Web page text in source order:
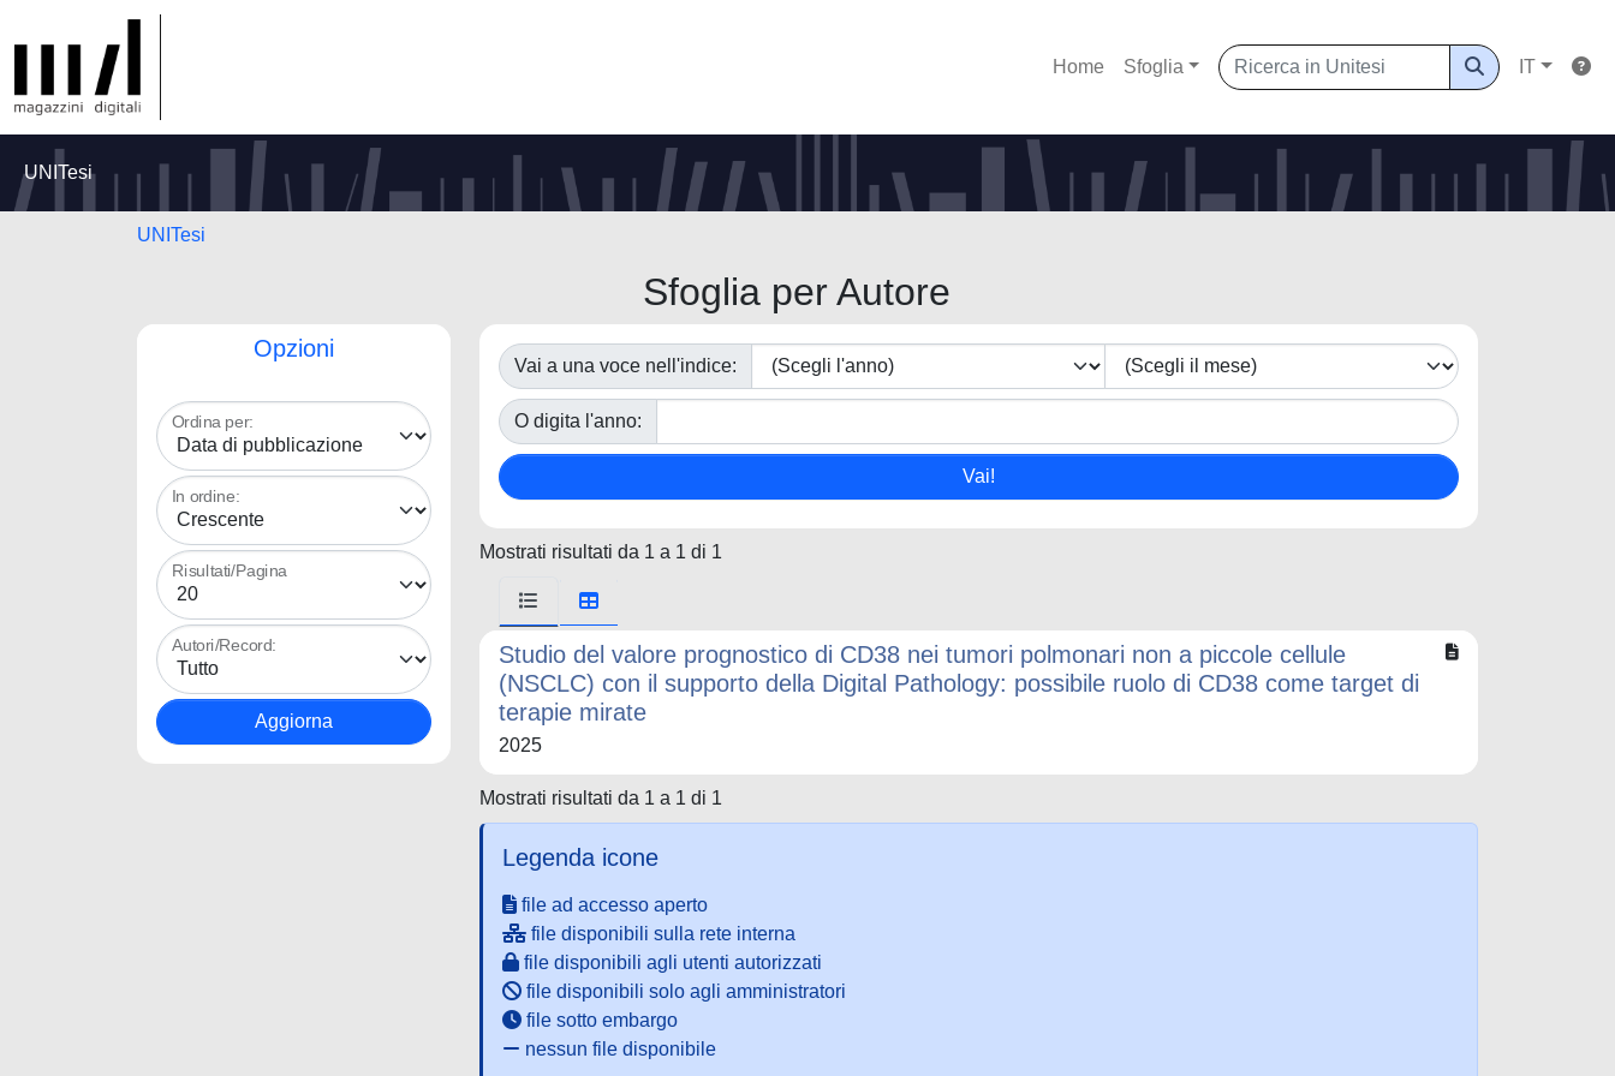
Home Sfoglia IT
UNITesi
UNITesi
Sfoglia per Autore
Opzioni
Ordina per:
In ordine:
Risultati/Pagina
Autori/Record:
Vai a una voce nell'indice:
O digita l'anno:
Mostrati risultati da 1 a 1 di 1
Studio del valore prognostico di CD38 nei tumori polmonari non a piccole cellule
(NSCLC) con il supporto della Digital Pathology: possibile ruolo di CD38 come target di
terapie mirate
2025
Mostrati risultati da 1 a 1 di 1
Legenda icone
file ad accesso aperto
file disponibili sulla rete interna
file disponibili agli utenti autorizzati
file disponibili solo agli amministratori
file sotto embargo
nessun file disponibile